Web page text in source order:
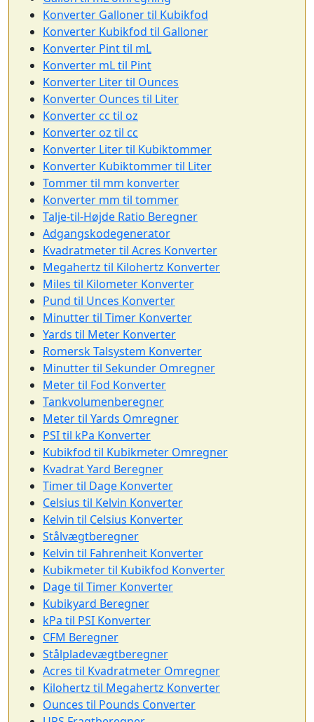
Konverter Galloner til Kubikfod
Konverter Kubikfod til Galloner
Konverter Pint til mL
Konverter mL til Pint
Konverter Liter til Ounces
Konverter Ounces til Liter
Konverter cc til oz
Konverter oz til cc
Konverter Liter til Kubiktommer
Konverter Kubiktommer til Liter
Tommer til mm konverter
Konverter mm til tommer
Talje-til-Højde Ratio Beregner
Adgangskodegenerator
Kvadratmeter til Acres Konverter
Megahertz til Kilohertz Konverter
Miles til Kilometer Konverter
Pund til Unces Konverter
Minutter til Timer Konverter
Yards til Meter Konverter
Romersk Talsystem Konverter
Minutter til Sekunder Omregner
Meter til Fod Konverter
Tankvolumenberegner
Meter til Yards Omregner
PSI til kPa Konverter
Kubikfod til Kubikmeter Omregner
Kvadrat Yard Beregner
Timer til Dage Konverter
Celsius til Kelvin Konverter
Kelvin til Celsius Konverter
Stålvægtberegner
Kelvin til Fahrenheit Konverter
Kubikmeter til Kubikfod Konverter
Dage til Timer Konverter
Kubikyard Beregner
kPa til PSI Konverter
CFM Beregner
Stålpladevægtberegner
Acres til Kvadratmeter Omregner
Kilohertz til Megahertz Konverter
Ounces til Pounds Converter